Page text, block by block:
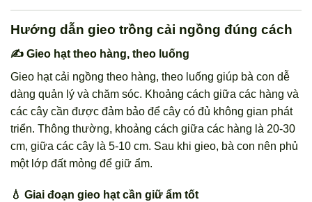
Hướng dẫn gieo trồng cải ngồng đúng cách
✍️ Gieo hạt theo hàng, theo luống
Gieo hạt cải ngồng theo hàng, theo luống giúp bà con dễ
dàng quản lý và chăm sóc. Khoảng cách giữa các hàng và
các cây cần được đảm bảo để cây có đủ không gian phát
triển. Thông thường, khoảng cách giữa các hàng là 20-30
cm, giữa các cây là 5-10 cm. Sau khi gieo, bà con nên phủ
một lớp đất mỏng để giữ ẩm.
💧 Giai đoạn gieo hạt cần giữ ẩm tốt